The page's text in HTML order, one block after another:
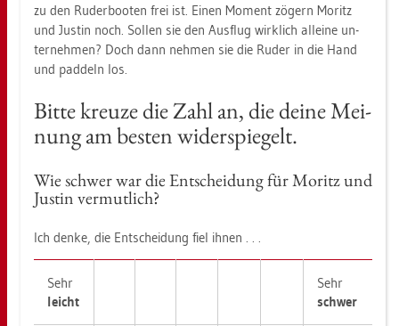
zu den Ru­der­boo­ten frei ist. Einen Mo­ment zö­gern Mo­ritz
und Jus­tin noch. Sol­len sie den Aus­flug wirk­lich al­lei­ne un­
ter­neh­men? Doch dann neh­men sie die Ruder in die Hand
und pad­deln los.
Bitte kreu­ze die Zahl an, die deine Mei­
nung am bes­ten wi­der­spie­gelt.
Wie schwer war die Ent­schei­dung für Mo­ritz und
Jus­tin ver­mut­lich?
Ich denke, die Ent­schei­dung fiel ihnen . . .
Sehr
leicht
Sehr
schwer